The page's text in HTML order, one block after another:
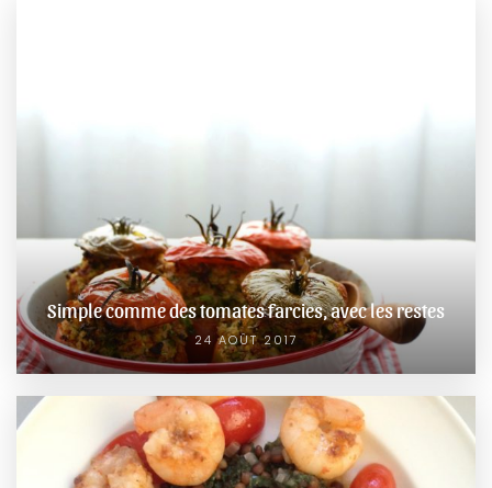
Simple comme des tomates farcies, avec les restes
24 AOÛT 2017